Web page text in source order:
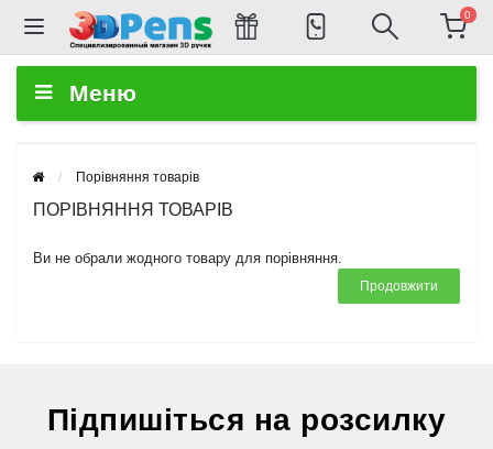
0
Меню
Порівняння товарів
ПОРІВНЯННЯ ТОВАРІВ
Ви не обрали жодного товару для порівняння.
Продовжити
Підпишіться на розсилку